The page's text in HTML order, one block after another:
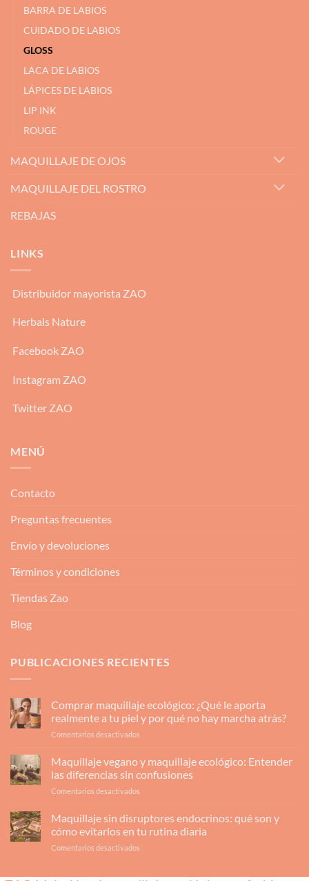
BARRA DE LABIOS
CUIDADO DE LABIOS
GLOSS
LACA DE LABIOS
LÁPICES DE LABIOS
LIP INK
ROUGE
MAQUILLAJE DE OJOS
MAQUILLAJE DEL ROSTRO
REBAJAS
LINKS
Distribuidor mayorista ZAO
Herbals Nature
Facebook ZAO
Instagram ZAO
Twitter ZAO
MENÚ
Contacto
Preguntas frecuentes
Envío y devoluciones
Términos y condiciones
Tiendas Zao
Blog
PUBLICACIONES RECIENTES
Comprar maquillaje ecológico: ¿Qué le aporta
realmente a tu piel y por qué no hay marcha atrás?
Comentarios desactivados
ecológico:
¿Qué
realmente
Maquillaje vegano y maquillaje ecológico: Entender
las diferencias sin confusiones
Comentarios desactivados
vegano
y
maquillaje
Maquillaje sin disruptores endocrinos: qué son y
cómo evitarlos en tu rutina diaria
Comentarios desactivados